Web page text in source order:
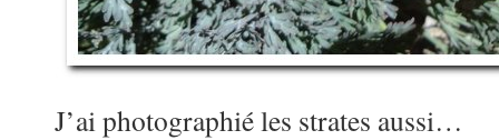
J’ai photographié les strates aussi…